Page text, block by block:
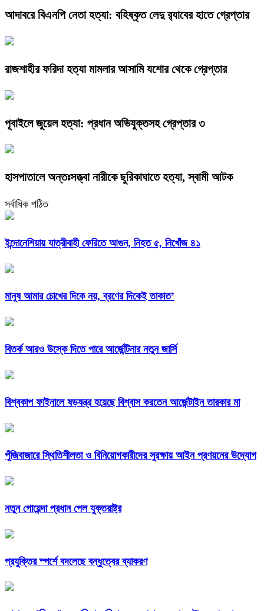
আদাবরে বিএনপি নেতা হত্যা: বহিষ্কৃত লেদু র‍্যাবের হাতে গ্রেপ্তার
রাজশাহীর ফরিদা হত্যা মামলার আসামি যশোর থেকে গ্রেপ্তার
পূবাইলে জুয়েল হত্যা: প্রধান অভিযুক্তসহ গ্রেপ্তার ৩
হাসপাতালে অন্তঃসত্ত্বা নারীকে ছুরিকাঘাতে হত্যা, স্বামী আটক
সর্বাধিক পঠিত
ইন্দোনেশিয়ায় যাত্রীবাহী ফেরিতে আগুন, নিহত ৫, নিখোঁজ ৪১
মানুষ আমার চোখের দিকে নয়, ব্রণের দিকেই তাকাত’
বিতর্ক আরও উস্কে দিতে পারে আর্জেন্টিনার নতুন জার্সি
বিশ্বকাপ ফাইনালে ষড়যন্ত্র হয়েছে বিশ্বাস করতেন আর্জেন্টাইন তারকার মা
পুঁজিবাজারে স্থিতিশীলতা ও বিনিয়োগকারীদের সুরক্ষায় আইন প্রণয়নের উদ্যোগ
নতুন গোয়েন্দা প্রধান পেল যুক্তরাষ্ট্র
প্রযুক্তির স্পর্শে বদলেছে বন্ধুত্বের ব্যাকরণ